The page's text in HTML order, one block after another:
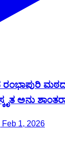
ಅನು
Feb 1, 2026